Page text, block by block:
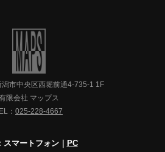
市中央区西堀前通4-735-1 1F
限会社 マップス
： 025-228-4667
スマートフォン｜ PC